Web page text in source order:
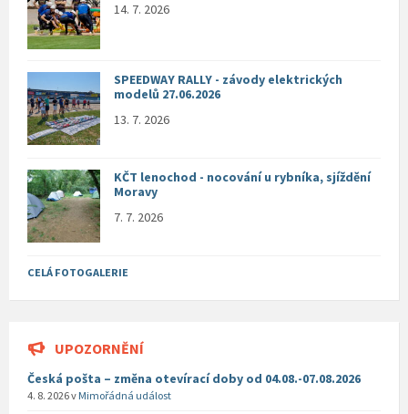
14. 7. 2026
SPEEDWAY RALLY - závody elektrických
modelů 27.06.2026
13. 7. 2026
KČT lenochod - nocování u rybníka, sjíždění
Moravy
7. 7. 2026
CELÁ FOTOGALERIE
UPOZORNĚNÍ
Česká pošta – změna otevírací doby od 04.08.-07.08.2026
4. 8. 2026v Mimořádná událost